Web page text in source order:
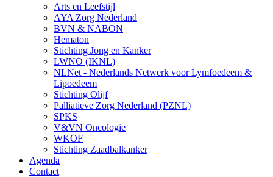
Arts en Leefstijl
AYA Zorg Nederland
BVN & NABON
Hematon
Stichting Jong en Kanker
LWNO (IKNL)
NLNet - Nederlands Netwerk voor Lymfoedeem &
Lipoedeem
Stichting Olijf
Palliatieve Zorg Nederland (PZNL)
SPKS
V&VN Oncologie
WKOF
Stichting Zaadbalkanker
Agenda
Contact